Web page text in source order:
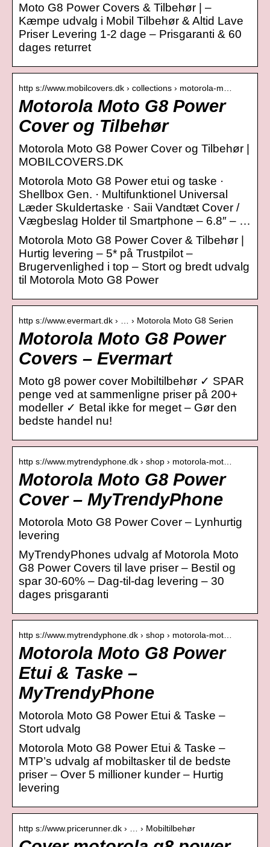
Moto G8 Power Covers & Tilbehør | –
Kæmpe udvalg i Mobil Tilbehør & Altid Lave
Priser Levering 1-2 dage – Prisgaranti & 60
dages returret
http s://www.mobilcovers.dk › collections › motorola-m…
Motorola Moto G8 Power
Cover og Tilbehør
Motorola Moto G8 Power Cover og Tilbehør |
MOBILCOVERS.DK
Motorola Moto G8 Power etui og taske ·
Shellbox Gen. · Multifunktionel Universal
Læder Skuldertaske · Saii Vandtæt Cover /
Vægbeslag Holder til Smartphone – 6.8″ – …
Motorola Moto G8 Power Cover & Tilbehør |
Hurtig levering – 5* på Trustpilot –
Brugervenlighed i top – Stort og bredt udvalg
til Motorola Moto G8 Power
http s://www.evermart.dk › … › Motorola Moto G8 Serien
Motorola Moto G8 Power
Covers – Evermart
Moto g8 power cover Mobiltilbehør ✓ SPAR
penge ved at sammenligne priser på 200+
modeller ✓ Betal ikke for meget – Gør den
bedste handel nu!
http s://www.mytrendyphone.dk › shop › motorola-mot…
Motorola Moto G8 Power
Cover – MyTrendyPhone
Motorola Moto G8 Power Cover – Lynhurtig
levering
MyTrendyPhones udvalg af Motorola Moto
G8 Power Covers til lave priser – Bestil og
spar 30-60% – Dag-til-dag levering – 30
dages prisgaranti
http s://www.mytrendyphone.dk › shop › motorola-mot…
Motorola Moto G8 Power
Etui & Taske –
MyTrendyPhone
Motorola Moto G8 Power Etui & Taske –
Stort udvalg
Motorola Moto G8 Power Etui & Taske –
MTP’s udvalg af mobiltasker til de bedste
priser – Over 5 millioner kunder – Hurtig
levering
http s://www.pricerunner.dk › … › Mobiltilbehør